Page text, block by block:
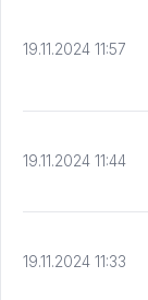
19.11.2024 11:57
19.11.2024 11:44
19.11.2024 11:33